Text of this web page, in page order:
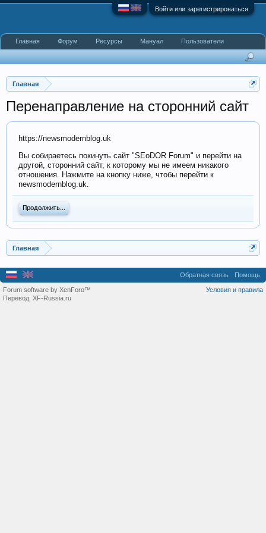
Войти или зарегистрироваться
Главная
Перенаправление на сторонний сайт
https://newsmodernblog.uk
Вы собираетесь покинуть сайт "SEoDOR Forum" и перейти на
другой, сторонний сайт, к которому мы не имеем никакого
отношения. Нажмите на кнопку ниже, чтобы перейти к
newsmodernblog.uk.
Продолжить...
Главная
Главная Форум Ресурсы Мануал Пользователи
Обратная связь Помощь
Условия и правила
Forum software by XenForo™
Перевод: XF-Russia.ru